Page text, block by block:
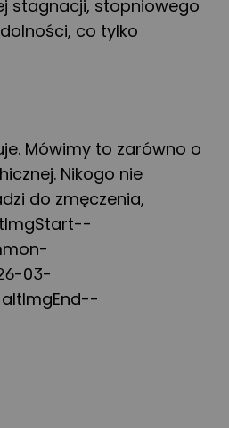
stagnacji, stopniowego
co tylko
Mówimy to zarówno o
Nikogo nie
do zmęczenia,
03-